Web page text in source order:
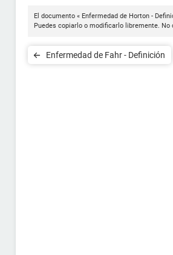
El documento « Enfermedad de Horton -
Puedes copiarlo o modificarlo libremente. No
Enfermedad de Fahr - Definición